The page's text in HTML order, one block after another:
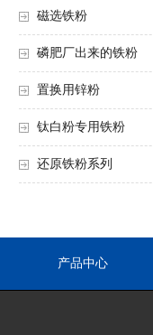
磁选铁粉
磷肥厂出来的铁粉
置换用锌粉
钛白粉专用铁粉
还原铁粉系列
产品中心